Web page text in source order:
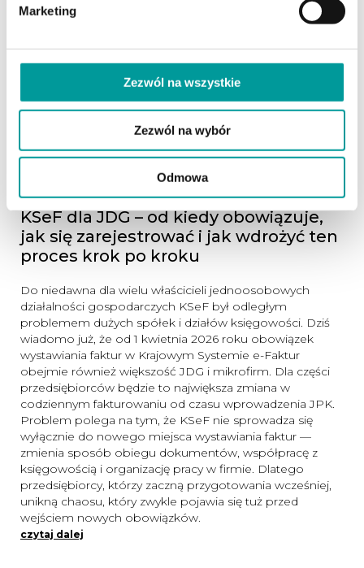
Marketing
Zezwól na wszystkie
Zezwól na wybór
Odmowa
26.05.2026 (Aktualizacja: 02.06.2026)
KSeF dla JDG – od kiedy obowiązuje,
jak się zarejestrować i jak wdrożyć ten
proces krok po kroku
Do niedawna dla wielu właścicieli jednoosobowych
działalności gospodarczych KSeF był odległym
problemem dużych spółek i działów księgowości. Dziś
wiadomo już, że od 1 kwietnia 2026 roku obowiązek
wystawiania faktur w Krajowym Systemie e-Faktur
obejmie również większość JDG i mikrofirm. Dla części
przedsiębiorców będzie to największa zmiana w
codziennym fakturowaniu od czasu wprowadzenia JPK.
Problem polega na tym, że KSeF nie sprowadza się
wyłącznie do nowego miejsca wystawiania faktur —
zmienia sposób obiegu dokumentów, współpracę z
księgowością i organizację pracy w firmie. Dlatego
przedsiębiorcy, którzy zaczną przygotowania wcześniej,
unikną chaosu, który zwykle pojawia się tuż przed
wejściem nowych obowiązków.
czytaj dalej